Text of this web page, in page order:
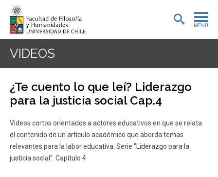
MENÚ
PREGRADO
INVESTIGACIÓN
VIDEOS
¿Te cuento lo que leí? Liderazgo
para la justicia social Cap.4
Videos cortos orientados a actores educativos en que se relata
el contenido de un artículo académico que aborda temas
relevantes para la labor educativa. Serie "Liderazgo para la
justicia social". Capítulo 4